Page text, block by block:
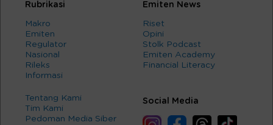
Rubrikasi
Makro
Emiten
Regulator
Nasional
Rileks
Informasi
Emiten News
Riset
Opini
Stolk Podcast
Emiten Academy
Financial Literacy
Tentang Kami
Tim Kami
Pedoman Media Siber
Social Media